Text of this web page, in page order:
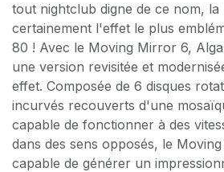
tout nightclub digne de ce nom,
certainement l'effet le plus
80 ! Avec le Moving Mirror 6,
une version revisitée et
effet. Composée de 6 disques
incurvés recouverts d'une
capable de fonctionner à des
dans des sens opposés, le
capable de générer un